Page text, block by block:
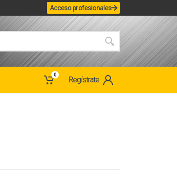
Acceso profesionales
0
Regístrate